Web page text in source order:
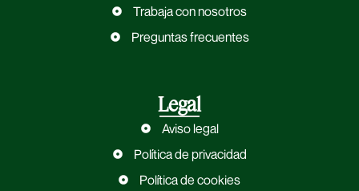
Trabaja con nosotros
Preguntas frecuentes
Legal
Aviso legal
Política de privacidad
Política de cookies